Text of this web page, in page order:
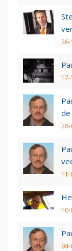
26-
de
28-